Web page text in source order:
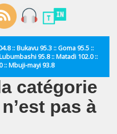
:: Bukavu 95.3 :: Goma 95.5 ::
95.8 :: Matadi 102.0 ::
:: Mbuji-mayi 93.8
catégorie
pas à